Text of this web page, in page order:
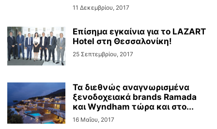
11 Δεκεμβρίου, 2017
Επίσημα εγκαίνια για το LAZART
Hotel στη Θεσσαλονίκη!
25 Σεπτεμβρίου, 2017
Τα διεθνώς αναγνωρισμένα
ξενοδοχειακά brands Ramada
και Wyndham τώρα και στο...
16 Μαΐου, 2017